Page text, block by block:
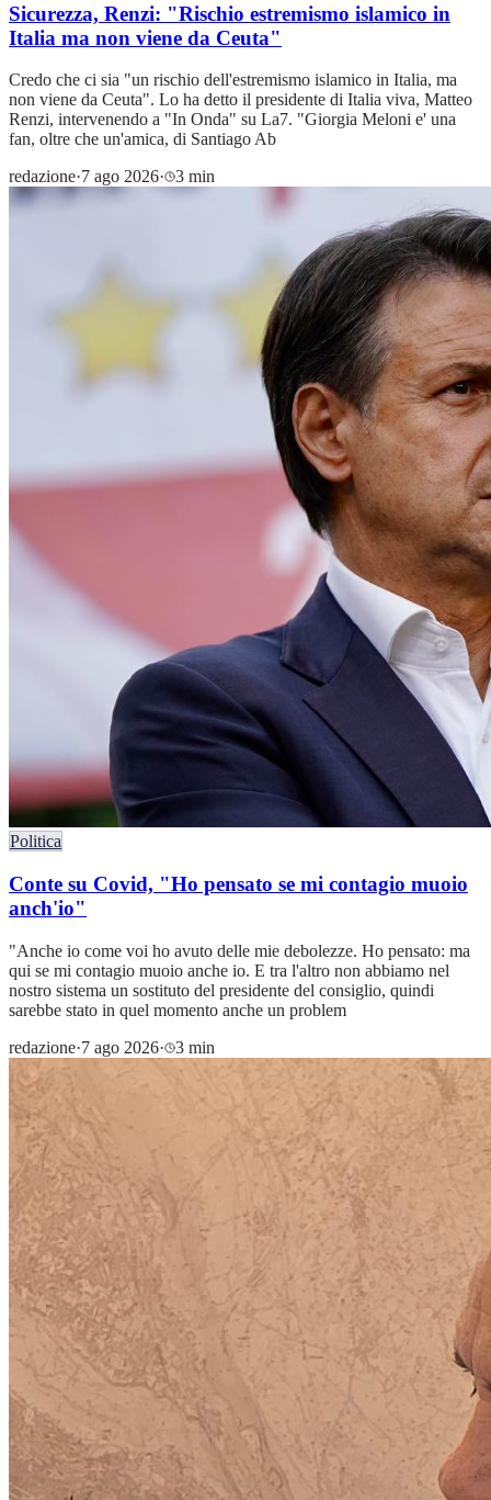
Sicurezza, Renzi: "Rischio estremismo islamico in
Italia ma non viene da Ceuta"
Credo che ci sia "un rischio dell'estremismo islamico in Italia, ma
non viene da Ceuta". Lo ha detto il presidente di Italia viva, Matteo
Renzi, intervenendo a "In Onda" su La7. "Giorgia Meloni e' una
fan, oltre che un'amica, di Santiago Ab
redazione·7 ago 2026· 3 min
Politica
Conte su Covid, "Ho pensato se mi contagio muoio
anch'io"
"Anche io come voi ho avuto delle mie debolezze. Ho pensato: ma
qui se mi contagio muoio anche io. E tra l'altro non abbiamo nel
nostro sistema un sostituto del presidente del consiglio, quindi
sarebbe stato in quel momento anche un problem
redazione·7 ago 2026· 3 min